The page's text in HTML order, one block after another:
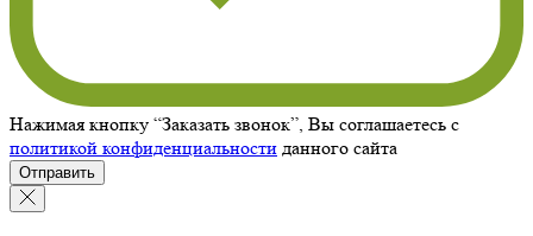
Нажимая кнопку “Заказать звонок”, Вы соглашаетесь с
политикой конфиденциальности данного сайта
Отправить